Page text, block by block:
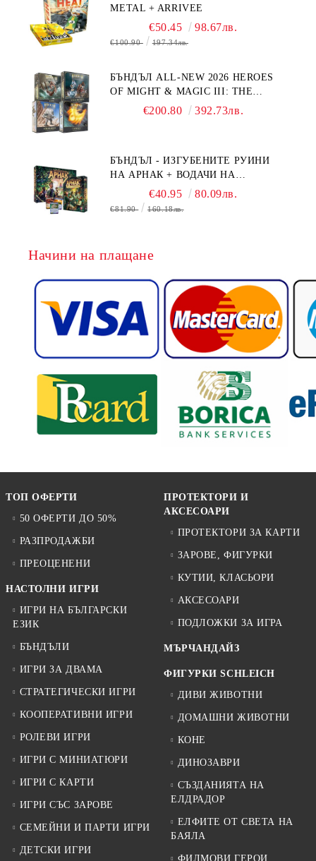
METAL + ARRIVEE
€50.45 98.67лв.
€100.90 197.34лв.
БЪНДЪЛ ALL-NEW 2026 HEROES
OF MIGHT & MAGIC III: THE
BOARD GAME EXPANSIONS -
€200.80 392.73лв.
БЪНДЪЛ - ИЗГУБЕНИТЕ РУИНИ
НА АРНАК + ВОДАЧИ НА
ЕКСПЕДИЦИИ + ПРОМО КАРТИ
БЕЗПЛАТНО
€40.95 80.09лв.
€81.90 160.18лв.
Начини на плащане
ТОП ОФЕРТИ
50 ОФЕРТИ ДО 50%
РАЗПРОДАЖБИ
ПРЕОЦЕНЕНИ
НАСТОЛНИ ИГРИ
ИГРИ НА БЪЛГАРСКИ
ЕЗИК
БЪНДЪЛИ
ИГРИ ЗА ДВАМА
СТРАТЕГИЧЕСКИ ИГРИ
КООПЕРАТИВНИ ИГРИ
РОЛЕВИ ИГРИ
ИГРИ С МИНИАТЮРИ
ИГРИ С КАРТИ
ИГРИ СЪС ЗАРОВЕ
СЕМЕЙНИ И ПАРТИ ИГРИ
ДЕТСКИ ИГРИ
ПРОТЕКТОРИ И
АКСЕСОАРИ
ПРОТЕКТОРИ ЗА КАРТИ
ЗАРОВЕ, ФИГУРКИ
КУТИИ, КЛАСЬОРИ
АКСЕСОАРИ
ПОДЛОЖКИ ЗА ИГРА
МЪРЧАНДАЙЗ
ФИГУРКИ SCHLEICH
ДИВИ ЖИВОТНИ
ДОМАШНИ ЖИВОТНИ
КОНЕ
ДИНОЗАВРИ
СЪЗДАНИЯТА НА
ЕЛДРАДОР
ЕЛФИТЕ ОТ СВЕТА НА
БАЯЛА
ФИЛМОВИ ГЕРОИ